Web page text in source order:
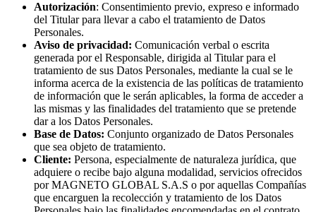
Autorización: Consentimiento previo, expreso e informado
del Titular para llevar a cabo el tratamiento de Datos
Personales.
Aviso de privacidad: Comunicación verbal o escrita
generada por el Responsable, dirigida al Titular para el
tratamiento de sus Datos Personales, mediante la cual se le
informa acerca de la existencia de las políticas de tratamiento
de información que le serán aplicables, la forma de acceder a
las mismas y las finalidades del tratamiento que se pretende
dar a los Datos Personales.
Base de Datos: Conjunto organizado de Datos Personales
que sea objeto de tratamiento.
Cliente: Persona, especialmente de naturaleza jurídica, que
adquiere o recibe bajo alguna modalidad, servicios ofrecidos
por MAGNETO GLOBAL S.A.S o por aquellas Compañías
que encarguen la recolección y tratamiento de los Datos